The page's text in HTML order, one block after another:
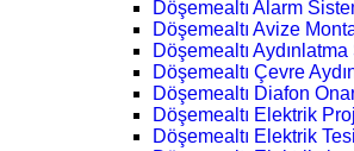
Döşemealtı Alarm
Döşemealtı Avize
Döşemealtı
Döşemealtı Çevre
Döşemealtı Diafon
Döşemealtı Elektrik
Döşemealtı Elektrik